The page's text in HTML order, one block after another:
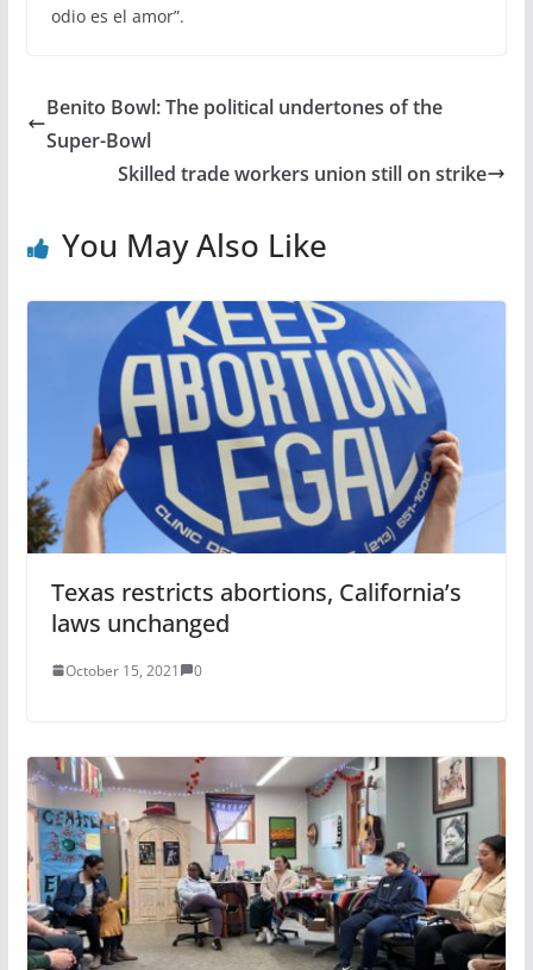
odio es el amor”.
Benito Bowl: The political undertones of the
Super-Bowl
Skilled trade workers union still on strike
You May Also Like
Texas restricts abortions, California’s
laws unchanged
October 15, 2021 0